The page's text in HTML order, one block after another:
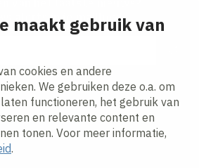
maakt gebruik van
cookies en andere
We gebruiken deze o.a. om
functioneren, het gebruik van
en relevante content en
tonen. Voor meer informatie,
.
alerts in je mailbox!
privacy statement.